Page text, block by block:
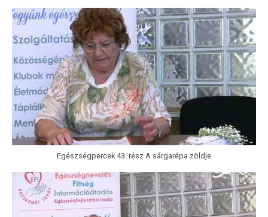
Egészségpercek 43. rész A sárgarépa zöldje